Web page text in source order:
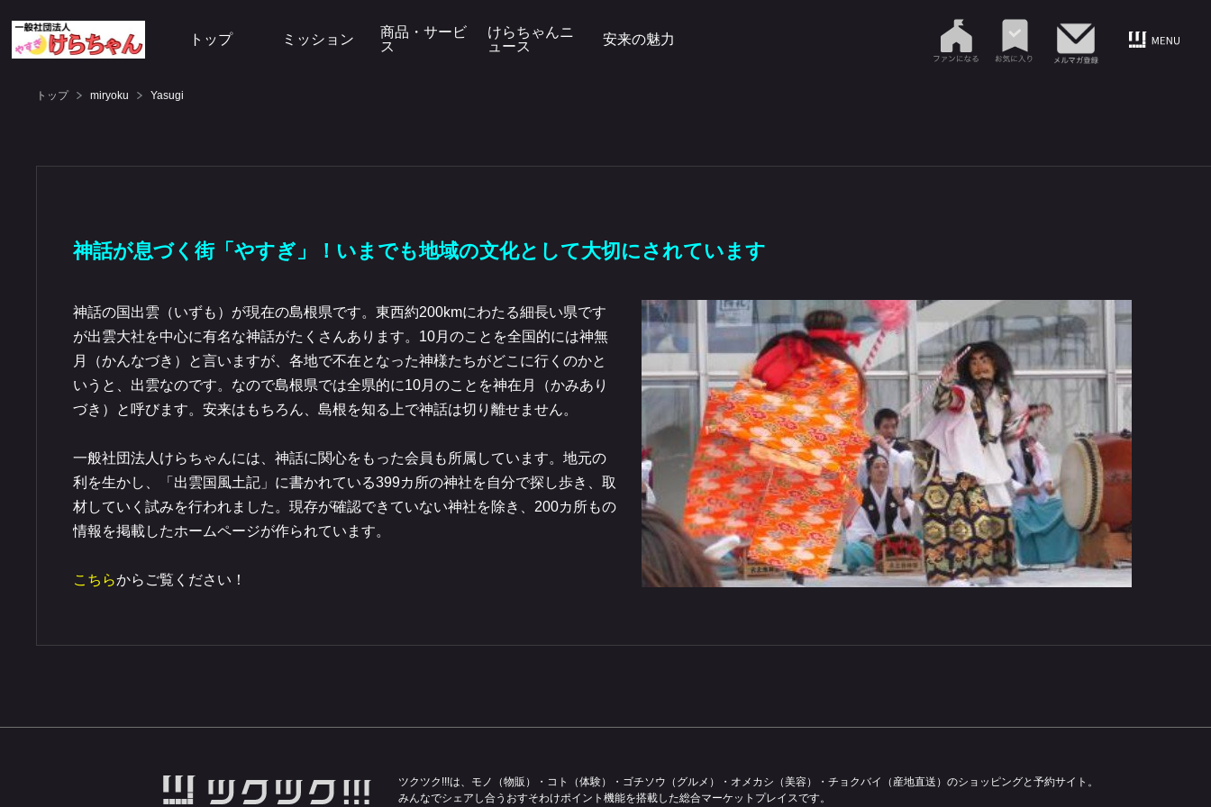
トップ ミッション 商品・サービ
ス
けらちゃんニ
ュース 安来の魅力
トップ miryoku Yasugi
神話が息づく街「やすぎ」！いまでも地域の文化として大切にされています
神話の国出雲（いずも）が現在の島根県です。東西約200kmにわたる細長い県です
が出雲大社を中心に有名な神話がたくさんあります。10月のことを全国的には神無
月（かんなづき）と言いますが、各地で不在となった神様たちがどこに行くのかと
いうと、出雲なのです。なので島根県では全県的に10月のことを神在月（かみあり
づき）と呼びます。安来はもちろん、島根を知る上で神話は切り離せません。
​一般社団法人けらちゃんには、神話に関心をもった会員も所属しています。地元の
利を生かし、「出雲国風土記」に書かれている399カ所の神社を自分で探し歩き、取
材していく試みを行われました。現存が確認できていない神社を除き、200カ所もの
情報を掲載したホームページが作られています。
こちら​からご覧ください！
ツクツク!!!は、モノ（物販）・コト（体験）・ゴチソウ（グルメ）・オメカシ（美容）・チョクバイ（産地直送）のショッピングと予約サイト。
みんなでシェアし合うおすそわけポイント機能を搭載した総合マーケットプレイスです。